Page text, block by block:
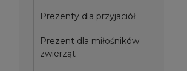
Prezenty dla przyjaciół
Prezent dla miłośników
zwierząt